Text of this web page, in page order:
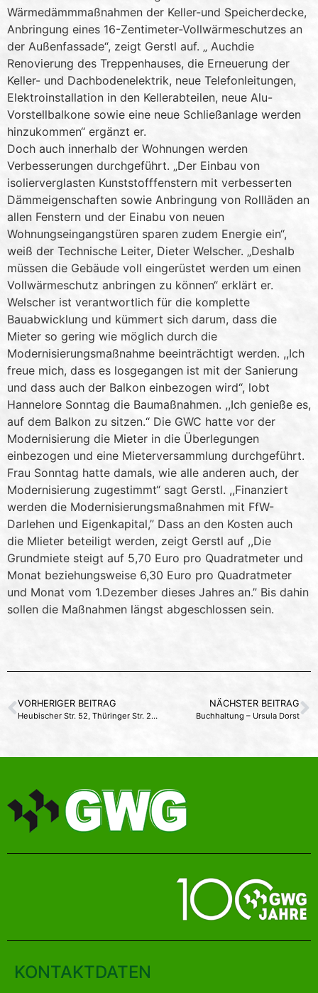
Wärmedämmmaßnahmen der Keller-und Speicherdecke,
Anbringung eines 16-Zentimeter-Vollwärmeschutzes an
der Außenfassade“, zeigt Gerstl auf. „ Auchdie
Renovierung des Treppenhauses, die Erneuerung der
Keller- und Dachbodenelektrik, neue Telefonleitungen,
Elektroinstallation in den Kellerabteilen, neue Alu-
Vorstellbalkone sowie eine neue Schließanlage werden
hinzukommen“ ergänzt er.
Doch auch innerhalb der Wohnungen werden
Verbesserungen durchgeführt. „Der Einbau von
isolierverglasten Kunststofffenstern mit verbesserten
Dämmeigenschaften sowie Anbringung von Rollläden an
allen Fenstern und der Einabu von neuen
Wohnungseingangstüren sparen zudem Energie ein“,
weiß der Technische Leiter, Dieter Welscher. „Deshalb
müssen die Gebäude voll eingerüstet werden um einen
Vollwärmeschutz anbringen zu können“ erklärt er.
Welscher ist verantwortlich für die komplette
Bauabwicklung und kümmert sich darum, dass die
Mieter so gering wie möglich durch die
Modernisierungsmaßnahme beeinträchtigt werden. ,,Ich
freue mich, dass es losgegangen ist mit der Sanierung
und dass auch der Balkon einbezogen wird“, lobt
Hannelore Sonntag die Baumaßnahmen. ,,Ich genieße es,
auf dem Balkon zu sitzen.“ Die GWC hatte vor der
Modernisierung die Mieter in die Überlegungen
einbezogen und eine Mieterversammlung durchgeführt.
Frau Sonntag hatte damals, wie alle anderen auch, der
Modernisierung zugestimmt“ sagt Gerstl. ,,Finanziert
werden die Modernisierungsmaßnahmen mit FfW-
Darlehen und Eigenkapital,” Dass an den Kosten auch
die Mlieter beteiligt werden, zeigt Gerstl auf ,,Die
Grundmiete steigt auf 5,70 Euro pro Quadratmeter und
Monat beziehungsweise 6,30 Euro pro Quadratmeter
und Monat vom 1.Dezember dieses Jahres an.” Bis dahin
sollen die Maßnahmen längst abgeschlossen sein.
VORHERIGER BEITRAG
Heubischer Str. 52, Thüringer Str. 21,23 und Sudetenstr. 4/6
NÄCHSTER BEITRAG
Buchhaltung – Ursula Dorst
KONTAKTDATEN